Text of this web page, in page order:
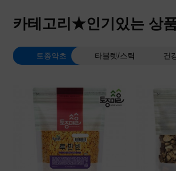
카테고리★인기있는 상
토종약초 타블렛/스틱 건